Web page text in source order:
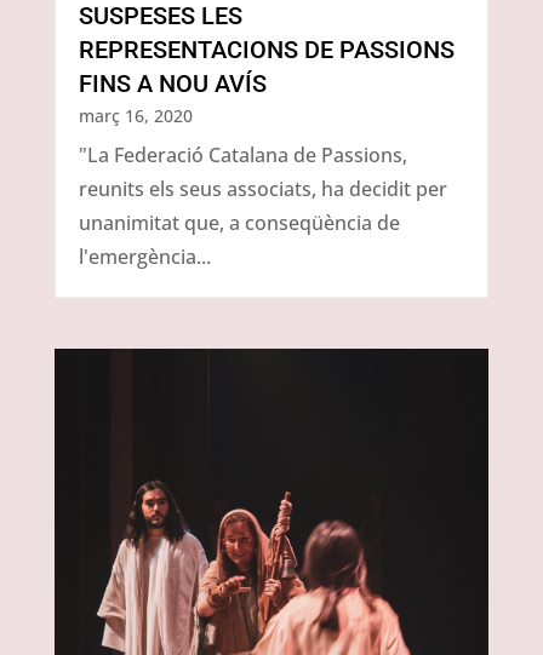
SUSPESES LES
REPRESENTACIONS DE PASSIONS
FINS A NOU AVÍS
març 16, 2020
"La Federació Catalana de Passions,
reunits els seus associats, ha decidit per
unanimitat que, a conseqüència de
l'emergència...